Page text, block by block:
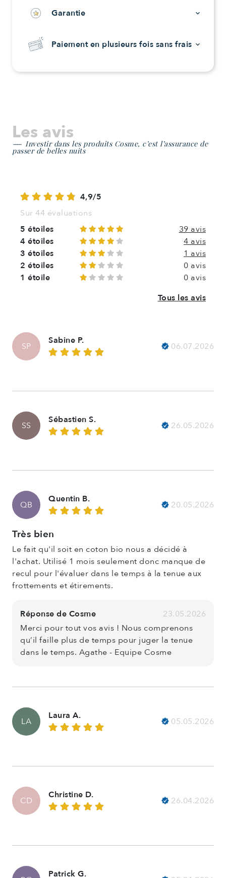
Garantie keyboard_arrow_down
Paiement en plusieurs fois sans frais keyboard_arrow_down
Les avis
Investir dans les produits Cosme, c’est l’assurance de
passer de belles nuits
4,9/5
Sur 44 évaluations
5 étoiles
39 avis
4 étoiles
4 avis
3 étoiles
1 avis
2 étoiles
0 avis
1 étoile
0 avis
Tous les avis
SP
Sabine P.
06.07.2026
SS
Sébastien S.
26.05.2026
QB
Quentin B.
20.05.2026
Très bien
Le fait qu'il soit en coton bio nous a décidé à
l'achat. Utilisé 1 mois seulement donc manque de
recul pour l'évaluer dans le temps à la tenue aux
frottements et étirements.
Réponse de Cosme
23.05.2026
Merci pour tout vos avis ! Nous comprenons
qu’il faille plus de temps pour juger la tenue
dans le temps. Agathe - Equipe Cosme
LA
Laura A.
05.05.2026
CD
Christine D.
26.04.2026
Patrick G.